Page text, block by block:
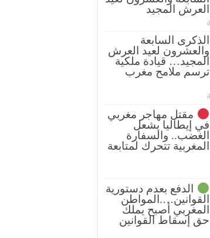
العرش المجيد
الذكرى السابعة
والعشرون لعيد العرش
المجيد… قيادة ملكية
ترسم ملامح مغرب
مقتل مهاجر مغربي
في إيطاليا يشعل
الغضب.. والسفارة
المغربية تتحرك لمتابعة
الدفع بعدم دستورية
القوانين….المواطن
المغربي أصبح يملك
حق إسقاط القوانين